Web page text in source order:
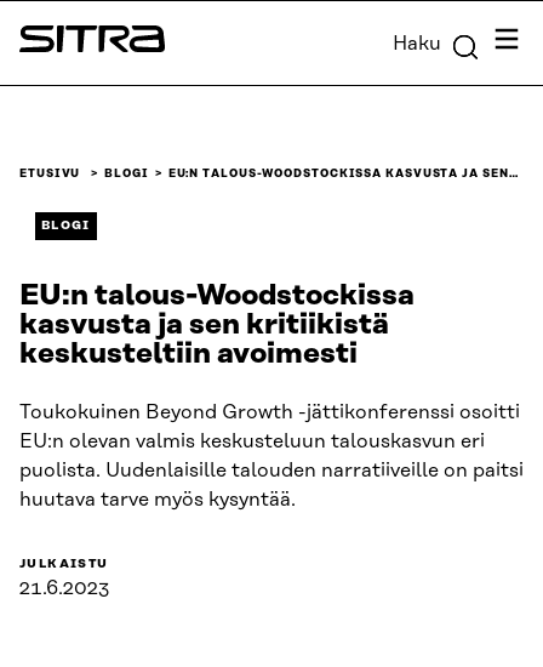
Siirry
suoraan
Sitra Haku
ETUSIVU BLOGI EU:N TALOUS-WOODSTOCKISSA KASVUSTA JA SEN…
BLOGI
EU:n talous-Woodstockissa
kasvusta ja sen kritiikistä
keskusteltiin avoimesti
Toukokuinen Beyond Growth -jättikonferenssi osoitti
EU:n olevan valmis keskusteluun talouskasvun eri
puolista. Uudenlaisille talouden narratiiveille on paitsi
huutava tarve myös kysyntää.
JULKAISTU
21.6.2023